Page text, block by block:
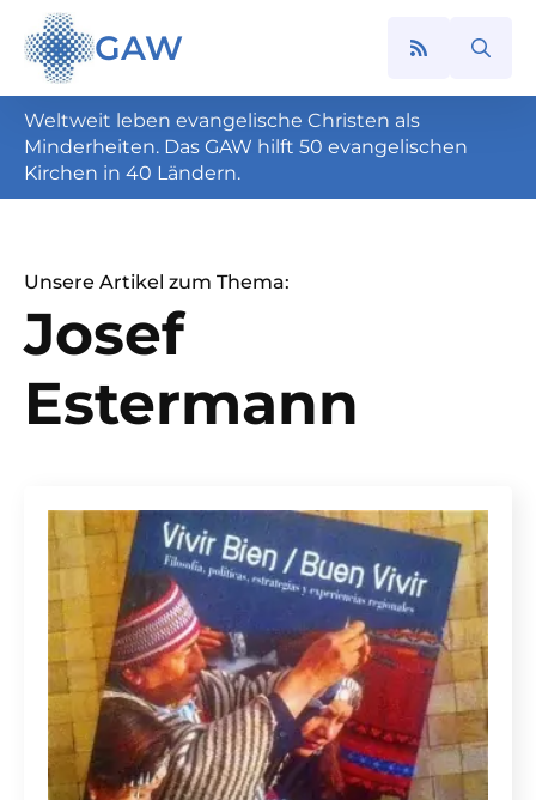
GAW
Search
Weltweit leben evangelische Christen als
Minderheiten. Das GAW hilft 50 evangelischen
Kirchen in 40 Ländern.
Unsere Artikel zum Thema:
Josef
Estermann